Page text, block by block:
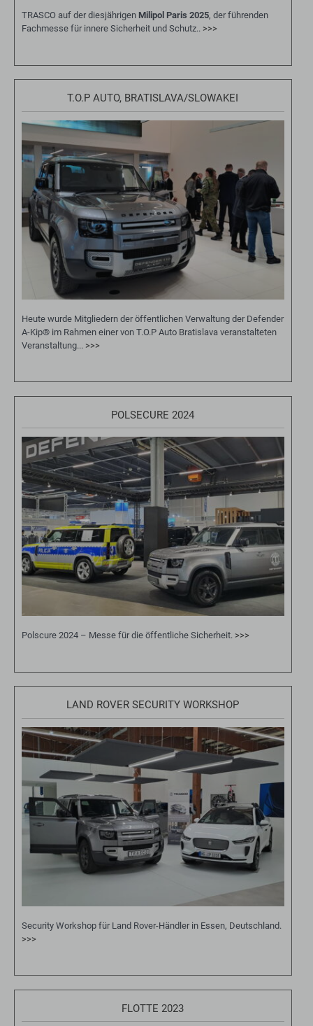
TRASCO auf der diesjährigen Milipol Paris 2025, der führenden
Fachmesse für innere Sicherheit und Schutz.. >>>
T.O.P AUTO, BRATISLAVA/SLOWAKEI
Heute wurde Mitgliedern der öffentlichen Verwaltung der Defender
A-Kip® im Rahmen einer von T.O.P Auto Bratislava veranstalteten
Veranstaltung... >>>
POLSECURE 2024
Polscure 2024 – Messe für die öffentliche Sicherheit. >>>
LAND ROVER SECURITY WORKSHOP
Security Workshop für Land Rover-Händler in Essen, Deutschland.
>>>
FLOTTE 2023